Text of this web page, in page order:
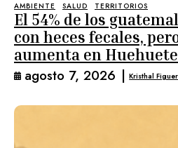
AMBIENTE SALUD TERRITORIOS
El 54% de los
con heces fecales,
aumenta en
agosto 7, 2026 | Kristhal